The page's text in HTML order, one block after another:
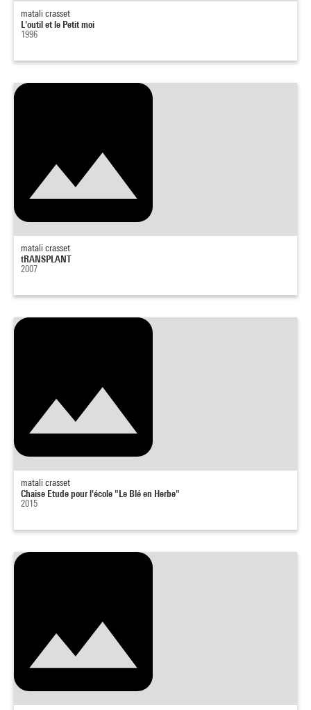
matali crasset
L'outil et le Petit moi
1996
matali crasset
tRANSPLANT
2007
matali crasset
Chaise Etude pour l'école "Le Blé en Herbe"
2015